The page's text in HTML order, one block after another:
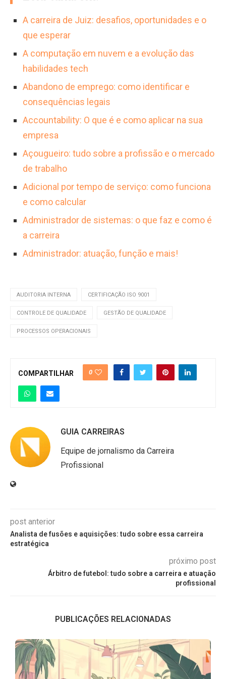
melhoria contínua, além de um perfil analítico
e proativo.
demanda pela profissão é constante em
organizações que priorizam a excelência
operacional, embora os desafios incluam a
necessidade de se manter atualizado com
regulamentações e a preparação para
certificações.
A carreira de Juiz: desafios, oportunidades e o
que esperar
A computação em nuvem e a evolução das
habilidades tech
Abandono de emprego: como identificar e
consequências legais
Accountability: O que é e como aplicar na sua
empresa
Açougueiro: tudo sobre a profissão e o mercado
de trabalho
Adicional por tempo de serviço: como funciona
e como calcular
Administrador de sistemas: o que faz e como é
a carreira
Administrador: atuação, função e mais!
AUDITORIA INTERNA CERTIFICAÇÃO ISO 9001
CONTROLE DE QUALIDADE GESTÃO DE QUALIDADE
PROCESSOS OPERACIONAIS
COMPARTILHAR 0
GUIA CARREIRAS
Equipe de jornalismo da Carreira
Profissional
post anterior
Analista de fusões e aquisições: tudo sobre essa carreira
estratégica
próximo post
Árbitro de futebol: tudo sobre a carreira e atuação
profissional
PUBLICAÇÕES RELACIONADAS